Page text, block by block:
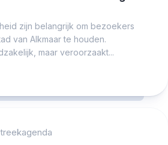
zijn belangrijk om bezoekers
van Alkmaar te houden.
maar veroorzaakt...